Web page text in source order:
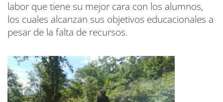
labor que tiene su mejor cara con los alumnos,
los cuales alcanzan sus objetivos educacionales a
pesar de la falta de recursos.